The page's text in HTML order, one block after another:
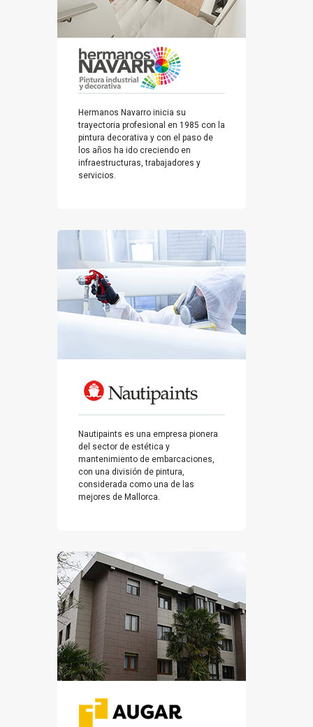
Hermanos Navarro inicia su
trayectoria profesional en 1985 con la
pintura decorativa y con el paso de
los años ha ido creciendo en
infraestructuras, trabajadores y
servicios.
Nautipaints es una empresa pionera
del sector de estética y
mantenimiento de embarcaciones,
con una división de pintura,
considerada como una de las
mejores de Mallorca.